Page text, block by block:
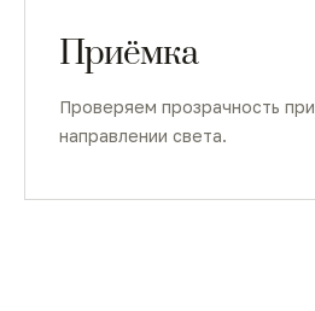
Приёмка
Проверяем прозрачность
направлении света.